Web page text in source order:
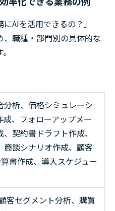
AIを活用できるの？」
職種・部門別の具体的な
分析、価格シミュレーシ
成、フォローアップメー
契約書ドラフト作成、
商談シナリオ作成、顧客
書作成、導入スケジュー
客セグメント分析、購買